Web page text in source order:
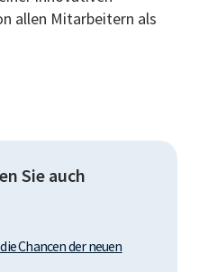
allen Mitarbeitern als
Sie auch
Chancen der neuen